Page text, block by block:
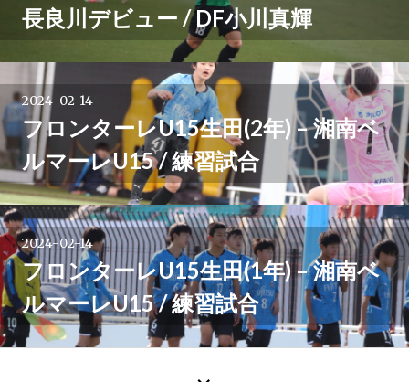
長良川デビュー / DF小川真輝
2024-02-14
フロンターレU15生田(2年) – 湘南ベ
ルマーレU15 / 練習試合
2024-02-14
フロンターレU15生田(1年) – 湘南ベ
ルマーレU15 / 練習試合